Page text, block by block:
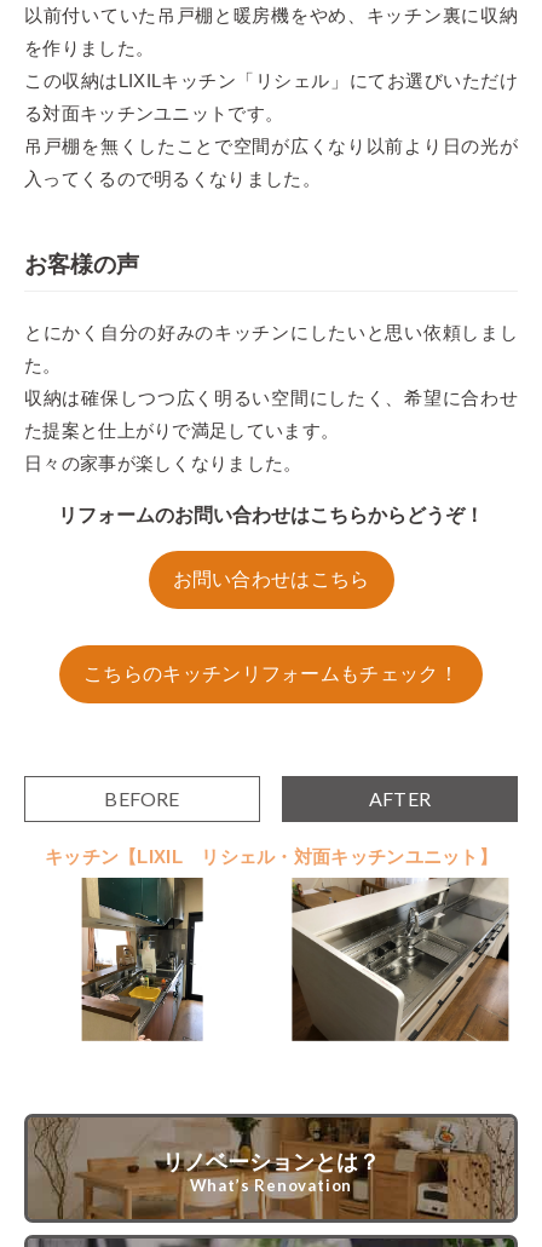
以前付いていた吊戸棚と暖房機をやめ、キッチン裏に収納
を作りました。
この収納はLIXILキッチン「リシェル」にてお選びいただけ
る対面キッチンユニットです。
吊戸棚を無くしたことで空間が広くなり以前より日の光が
入ってくるので明るくなりました。
お客様の声
とにかく自分の好みのキッチンにしたいと思い依頼しまし
た。
収納は確保しつつ広く明るい空間にしたく、希望に合わせ
た提案と仕上がりで満足しています。
日々の家事が楽しくなりました。
リフォームのお問い合わせはこちらからどうぞ！
お問い合わせはこちら
こちらのキッチンリフォームもチェック！
BEFORE AFTER
キッチン【LIXIL リシェル・対面キッチンユニット】
リノベーションとは？
What’s Renovation